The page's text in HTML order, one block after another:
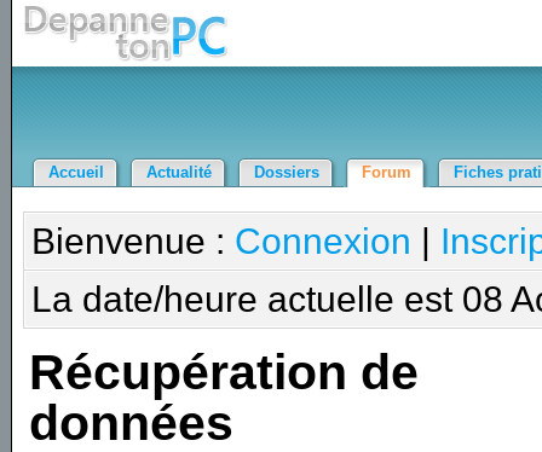
Accueil Actualité Dossiers Forum Fiches
Bienvenue : Connexion |
La date/heure actuelle est 08
Récupération de
données